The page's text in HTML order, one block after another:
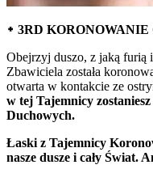
᛭ 3RD
Obejrzyj duszo, z jaką furią
Zbawiciela została
otwarta w kontakcie ze
w tej Tajemnicy
Duchowych.
Łaski z Tajemnicy
nasze dusze i cały Świat.